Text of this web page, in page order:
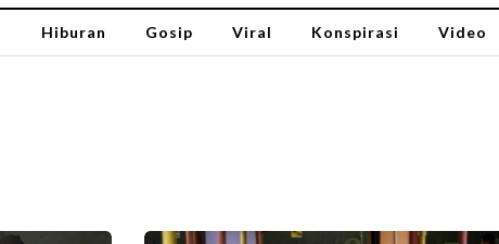
Hiburan Gosip Viral Konspirasi Video